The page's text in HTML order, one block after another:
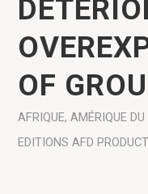
OF
AFRIQUE,AMÉRIQUE DU
EDITIONS AFD